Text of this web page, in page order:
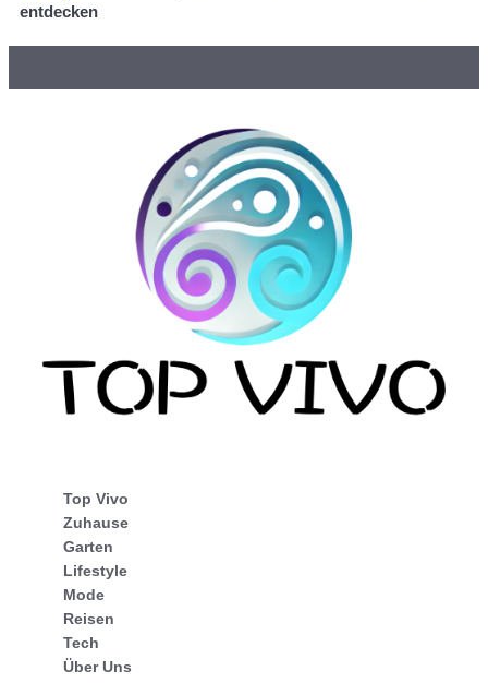
entdecken
Top Vivo
Zuhause
Garten
Lifestyle
Mode
Reisen
Tech
Über Uns